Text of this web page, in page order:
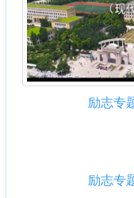
励志专
励志专